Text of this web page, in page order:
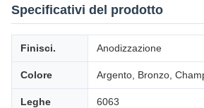
Specificativi del prodotto
Finisci. Anodizzazione
Colore Argento, Bronzo,
Leghe 6063